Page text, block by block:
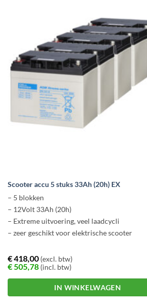
Scooter accu 5 stuks 33Ah (20h) EX
– 5 blokken
– 12Volt 33Ah (20h)
– Extreme uitvoering, veel laadcycli
– zeer geschikt voor elektrische scooter
€418,00(excl. btw)
€505,78(incl. btw)
IN WINKELWAGEN